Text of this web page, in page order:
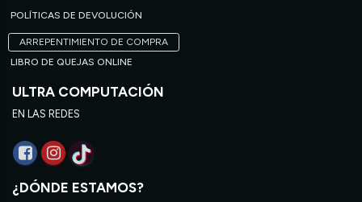
POLÍTICAS DE DEVOLUCIÓN
ARREPENTIMIENTO DE COMPRA
LIBRO DE QUEJAS ONLINE
ULTRA COMPUTACIÓN
EN LAS REDES
¿DÓNDE ESTAMOS?